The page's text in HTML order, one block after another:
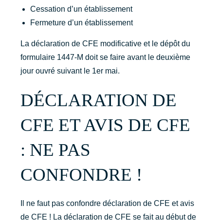
Cessation d’un établissement
Fermeture d’un établissement
La déclaration de CFE modificative et le dépôt du
formulaire 1447-M doit se faire avant le deuxième
jour ouvré suivant le 1er mai.
DÉCLARATION DE
CFE ET AVIS DE CFE
: NE PAS
CONFONDRE !
Il ne faut pas confondre déclaration de CFE et avis
de CFE ! La déclaration de CFE se fait au début de